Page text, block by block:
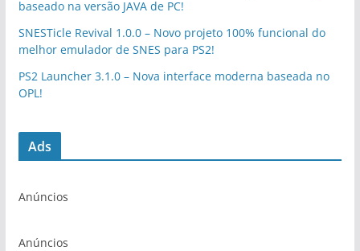
baseado na versão JAVA de PC!
SNESTicle Revival 1.0.0 – Novo projeto 100% funcional do
melhor emulador de SNES para PS2!
PS2 Launcher 3.1.0 – Nova interface moderna baseada no
OPL!
Ads
Anúncios
Anúncios